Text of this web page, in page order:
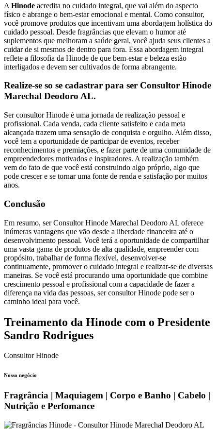
A Hinode acredita no cuidado integral, que vai além do aspecto
físico e abrange o bem-estar emocional e mental. Como consultor,
você promove produtos que incentivam uma abordagem holística do
cuidado pessoal. Desde fragrâncias que elevam o humor até
suplementos que melhoram a saúde geral, você ajuda seus clientes a
cuidar de si mesmos de dentro para fora. Essa abordagem integral
reflete a filosofia da Hinode de que bem-estar e beleza estão
interligados e devem ser cultivados de forma abrangente.
Realize-se so se cadastrar para ser Consultor Hinode
Marechal Deodoro AL.
Ser consultor Hinode é uma jornada de realização pessoal e
profissional. Cada venda, cada cliente satisfeito e cada meta
alcançada trazem uma sensação de conquista e orgulho. Além disso,
você tem a oportunidade de participar de eventos, receber
reconhecimentos e premiações, e fazer parte de uma comunidade de
empreendedores motivados e inspiradores. A realização também
vem do fato de que você está construindo algo próprio, algo que
pode crescer e se tornar uma fonte de renda e satisfação por muitos
anos.
Conclusão
Em resumo, ser Consultor Hinode Marechal Deodoro AL oferece
inúmeras vantagens que vão desde a liberdade financeira até o
desenvolvimento pessoal. Você terá a oportunidade de compartilhar
uma vasta gama de produtos de alta qualidade, empreender com
propósito, trabalhar de forma flexível, desenvolver-se
continuamente, promover o cuidado integral e realizar-se de diversas
maneiras. Se você está procurando uma oportunidade que combine
crescimento pessoal e profissional com a capacidade de fazer a
diferença na vida das pessoas, ser consultor Hinode pode ser o
caminho ideal para você.
Treinamento da Hinode com o Presidente
Sandro Rodrigues
Consultor Hinode
Nosso negócio
Fragrância | Maquiagem | Corpo e Banho | Cabelo |
Nutrição e Perfomance